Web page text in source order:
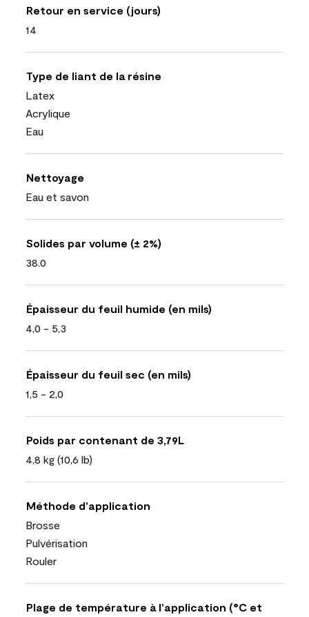
Retour en service (jours)
14
Type de liant de la résine
Latex
Acrylique
Eau
Nettoyage
Eau et savon
Solides par volume (± 2%)
38.0
Épaisseur du feuil humide (en mils)
4,0 - 5,3
Épaisseur du feuil sec (en mils)
1,5 - 2,0
Poids par contenant de 3,79L
4,8 kg (10,6 lb)
Méthode d’application
Brosse
Pulvérisation
Rouler
Plage de température à l’application (°C et